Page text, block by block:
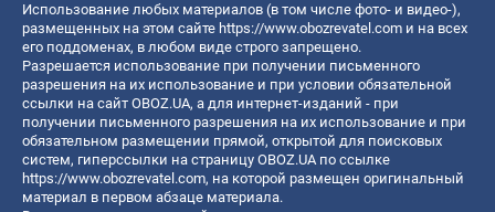
Использование любых материалов (в том числе фото- и видео-),
размещенных на этом сайте https://www.obozrevatel.com и на всех
его поддоменах, в любом виде строго запрещено.
Разрешается использование при получении письменного
разрешения на их использование и при условии обязательной
ссылки на сайт OBOZ.UA, а для интернет-изданий - при
получении письменного разрешения на их использование и при
обязательном размещении прямой, открытой для поисковых
систем, гиперссылки на страницу OBOZ.UA по ссылке
https://www.obozrevatel.com, на которой размещен оригинальный
материал в первом абзаце материала.